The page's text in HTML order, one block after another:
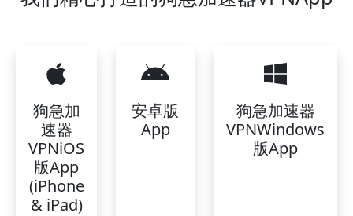
狗急加
速器
VPNiOS
版App
(iPhone
& iPad)
安卓版
App
狗急加速器
VPNWindows
版App